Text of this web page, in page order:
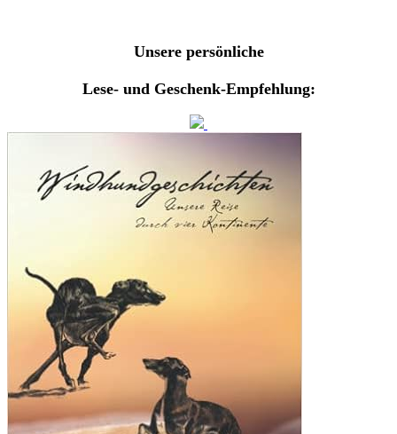
Unsere persönliche
Lese- und Geschenk-Empfehlung: